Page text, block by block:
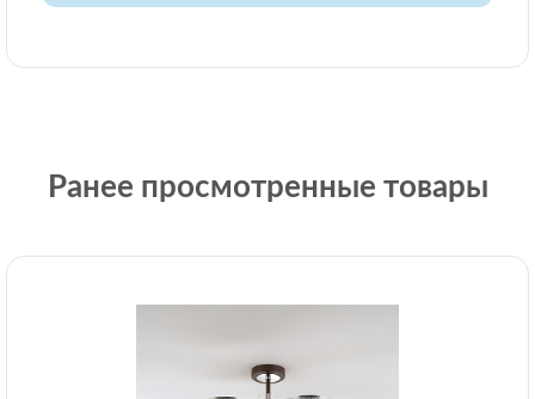
Ранее просмотренные товары